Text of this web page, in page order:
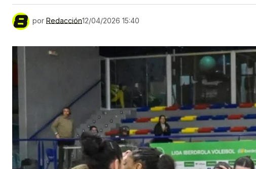
por Redacción12/04/2026 15:40